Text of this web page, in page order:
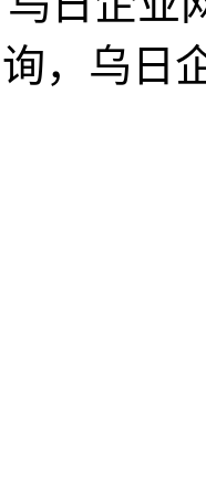
询，乌日